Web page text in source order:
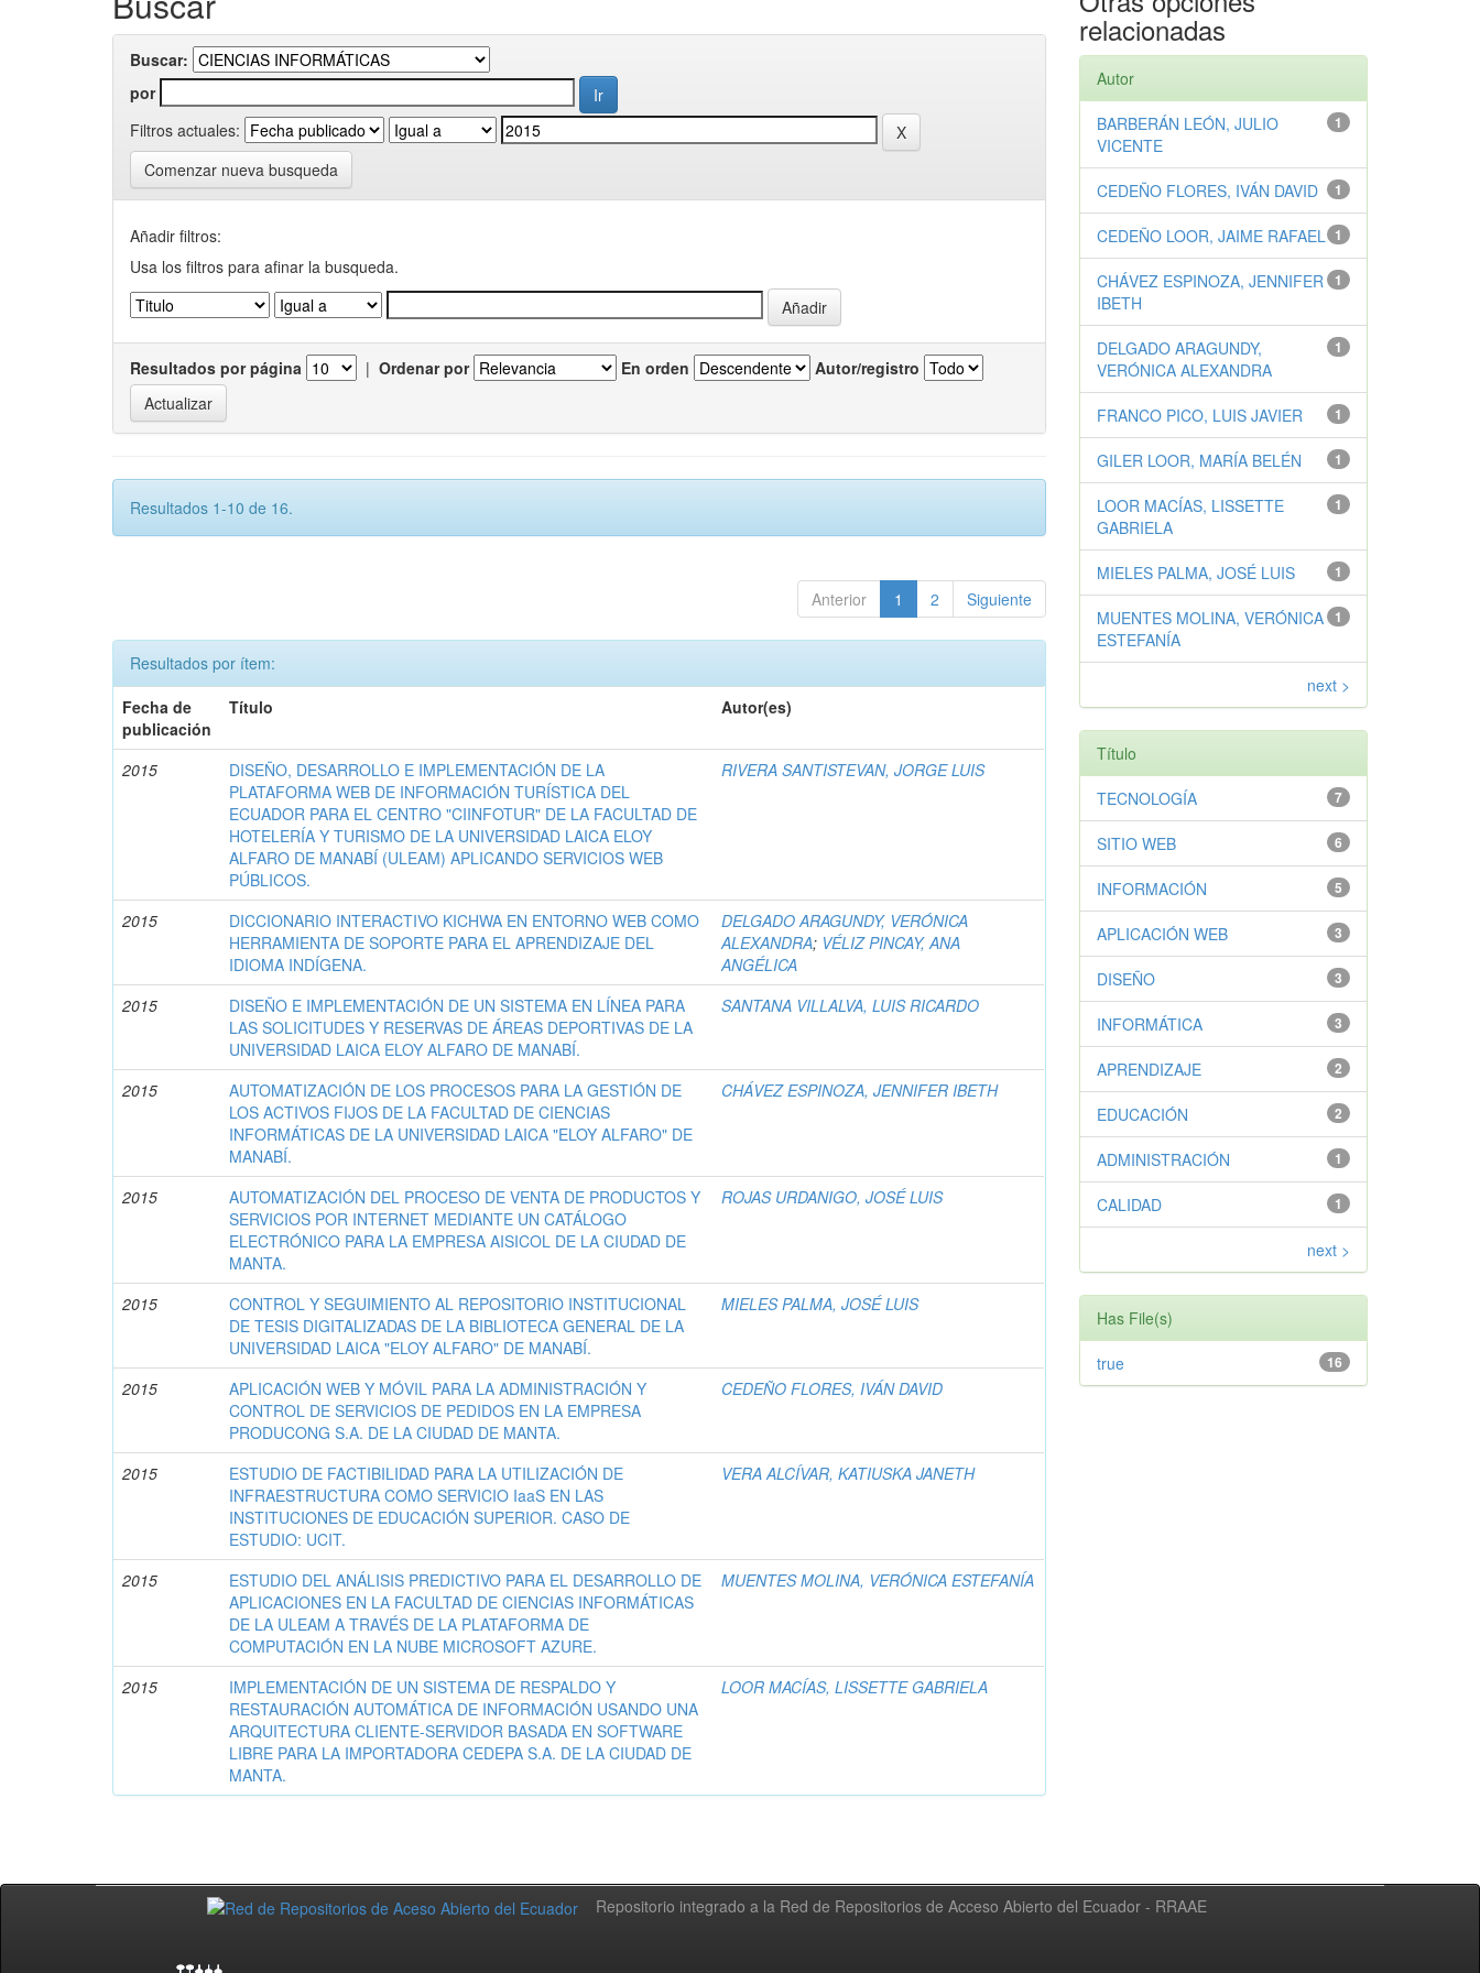
Buscar:
por
Filtros actuales:
Comenzar nueva busqueda
Añadir filtros:
Usa los filtros para afinar la busqueda.
Resultados por página | Ordenar por En orden Autor/registro
Resultados 1-10 de 16.
Anterior 1 2 Siguiente
Resultados por ítem:
Fecha de
publicación
Título Autor(es)
2015
DISEÑO, DESARROLLO E IMPLEMENTACIÓN DE LA
PLATAFORMA WEB DE INFORMACIÓN TURÍSTICA DEL
ECUADOR PARA EL CENTRO "CIINFOTUR" DE LA FACULTAD DE
HOTELERÍA Y TURISMO DE LA UNIVERSIDAD LAICA ELOY
ALFARO DE MANABÍ (ULEAM) APLICANDO SERVICIOS WEB
PÚBLICOS.
RIVERA SANTISTEVAN, JORGE LUIS
2015
DICCIONARIO INTERACTIVO KICHWA EN ENTORNO WEB COMO
HERRAMIENTA DE SOPORTE PARA EL APRENDIZAJE DEL
IDIOMA INDÍGENA.
DELGADO ARAGUNDY, VERÓNICA
ALEXANDRA; VÉLIZ PINCAY, ANA
ANGÉLICA
2015
DISEÑO E IMPLEMENTACIÓN DE UN SISTEMA EN LÍNEA PARA
LAS SOLICITUDES Y RESERVAS DE ÁREAS DEPORTIVAS DE LA
UNIVERSIDAD LAICA ELOY ALFARO DE MANABÍ.
SANTANA VILLALVA, LUIS RICARDO
2015
AUTOMATIZACIÓN DE LOS PROCESOS PARA LA GESTIÓN DE
LOS ACTIVOS FIJOS DE LA FACULTAD DE CIENCIAS
INFORMÁTICAS DE LA UNIVERSIDAD LAICA "ELOY ALFARO" DE
MANABÍ.
CHÁVEZ ESPINOZA, JENNIFER IBETH
2015
AUTOMATIZACIÓN DEL PROCESO DE VENTA DE PRODUCTOS Y
SERVICIOS POR INTERNET MEDIANTE UN CATÁLOGO
ELECTRÓNICO PARA LA EMPRESA AISICOL DE LA CIUDAD DE
MANTA.
ROJAS URDANIGO, JOSÉ LUIS
2015
CONTROL Y SEGUIMIENTO AL REPOSITORIO INSTITUCIONAL
DE TESIS DIGITALIZADAS DE LA BIBLIOTECA GENERAL DE LA
UNIVERSIDAD LAICA "ELOY ALFARO" DE MANABÍ.
MIELES PALMA, JOSÉ LUIS
2015
APLICACIÓN WEB Y MÓVIL PARA LA ADMINISTRACIÓN Y
CONTROL DE SERVICIOS DE PEDIDOS EN LA EMPRESA
PRODUCONG S.A. DE LA CIUDAD DE MANTA.
CEDEÑO FLORES, IVÁN DAVID
2015
ESTUDIO DE FACTIBILIDAD PARA LA UTILIZACIÓN DE
INFRAESTRUCTURA COMO SERVICIO IaaS EN LAS
INSTITUCIONES DE EDUCACIÓN SUPERIOR. CASO DE
ESTUDIO: UCIT.
VERA ALCÍVAR, KATIUSKA JANETH
2015
ESTUDIO DEL ANÁLISIS PREDICTIVO PARA EL DESARROLLO DE
APLICACIONES EN LA FACULTAD DE CIENCIAS INFORMÁTICAS
DE LA ULEAM A TRAVÉS DE LA PLATAFORMA DE
COMPUTACIÓN EN LA NUBE MICROSOFT AZURE.
MUENTES MOLINA, VERÓNICA ESTEFANÍA
2015
IMPLEMENTACIÓN DE UN SISTEMA DE RESPALDO Y
RESTAURACIÓN AUTOMÁTICA DE INFORMACIÓN USANDO UNA
ARQUITECTURA CLIENTE-SERVIDOR BASADA EN SOFTWARE
LIBRE PARA LA IMPORTADORA CEDEPA S.A. DE LA CIUDAD DE
MANTA.
LOOR MACÍAS, LISSETTE GABRIELA
relacionadas
Autor
1
BARBERÁN LEÓN, JULIO
VICENTE
1
CEDEÑO FLORES, IVÁN DAVID
1
CEDEÑO LOOR, JAIME RAFAEL
1
CHÁVEZ ESPINOZA, JENNIFER
IBETH
1
DELGADO ARAGUNDY,
VERÓNICA ALEXANDRA
1
FRANCO PICO, LUIS JAVIER
1
GILER LOOR, MARÍA BELÉN
1
LOOR MACÍAS, LISSETTE
GABRIELA
1
MIELES PALMA, JOSÉ LUIS
1
MUENTES MOLINA, VERÓNICA
ESTEFANÍA
next >
Título
7
TECNOLOGÍA
6
SITIO WEB
5
INFORMACIÓN
3
APLICACIÓN WEB
3
DISEÑO
3
INFORMÁTICA
2
APRENDIZAJE
2
EDUCACIÓN
1
ADMINISTRACIÓN
1
CALIDAD
next >
Has File(s)
16
true
Repositorio integrado a la Red de Repositorios de Acceso Abierto del Ecuador - RRAAE